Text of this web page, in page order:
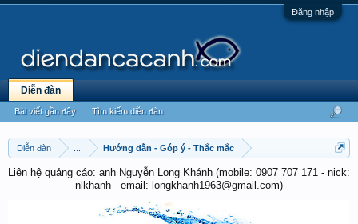
Đăng nhập
Diễn đàn Hướng dẫn - Góp ý - Thắc mắc
Liên hệ quảng cáo: anh Nguyễn Long Khánh (mobile: 0907 707 171 - nick:
nlkhanh - email: longkhanh1963@gmail.com)
Diễn đàn
Bài viết gần đây Tìm kiếm diễn đàn